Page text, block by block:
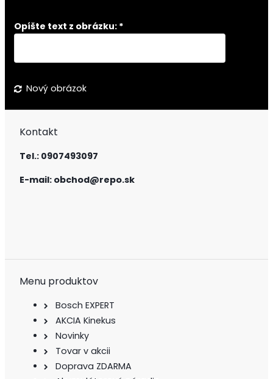
Opíšte text z obrázku: *
Nový obrázok
Kontakt
Tel.: 0907493097
E-mail: obchod@repo.sk
Menu produktov
Bosch EXPERT
AKCIA Kinekus
Novinky
Tovar v akcii
Doprava ZDARMA